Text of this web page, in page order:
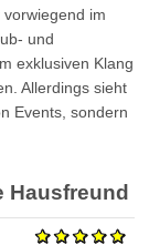
im
und
exklusiven Klang
Allerdings sieht
Events, sondern
Hausfreund